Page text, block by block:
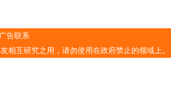
广告联系
相互研究之用，请勿使用在政府禁止的领域上。